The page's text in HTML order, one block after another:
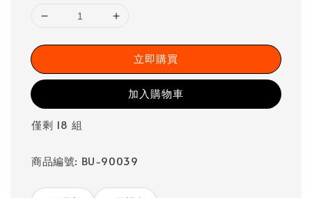
立即購買
加入購物車
僅剩 18 組
商品編號: BU-90039